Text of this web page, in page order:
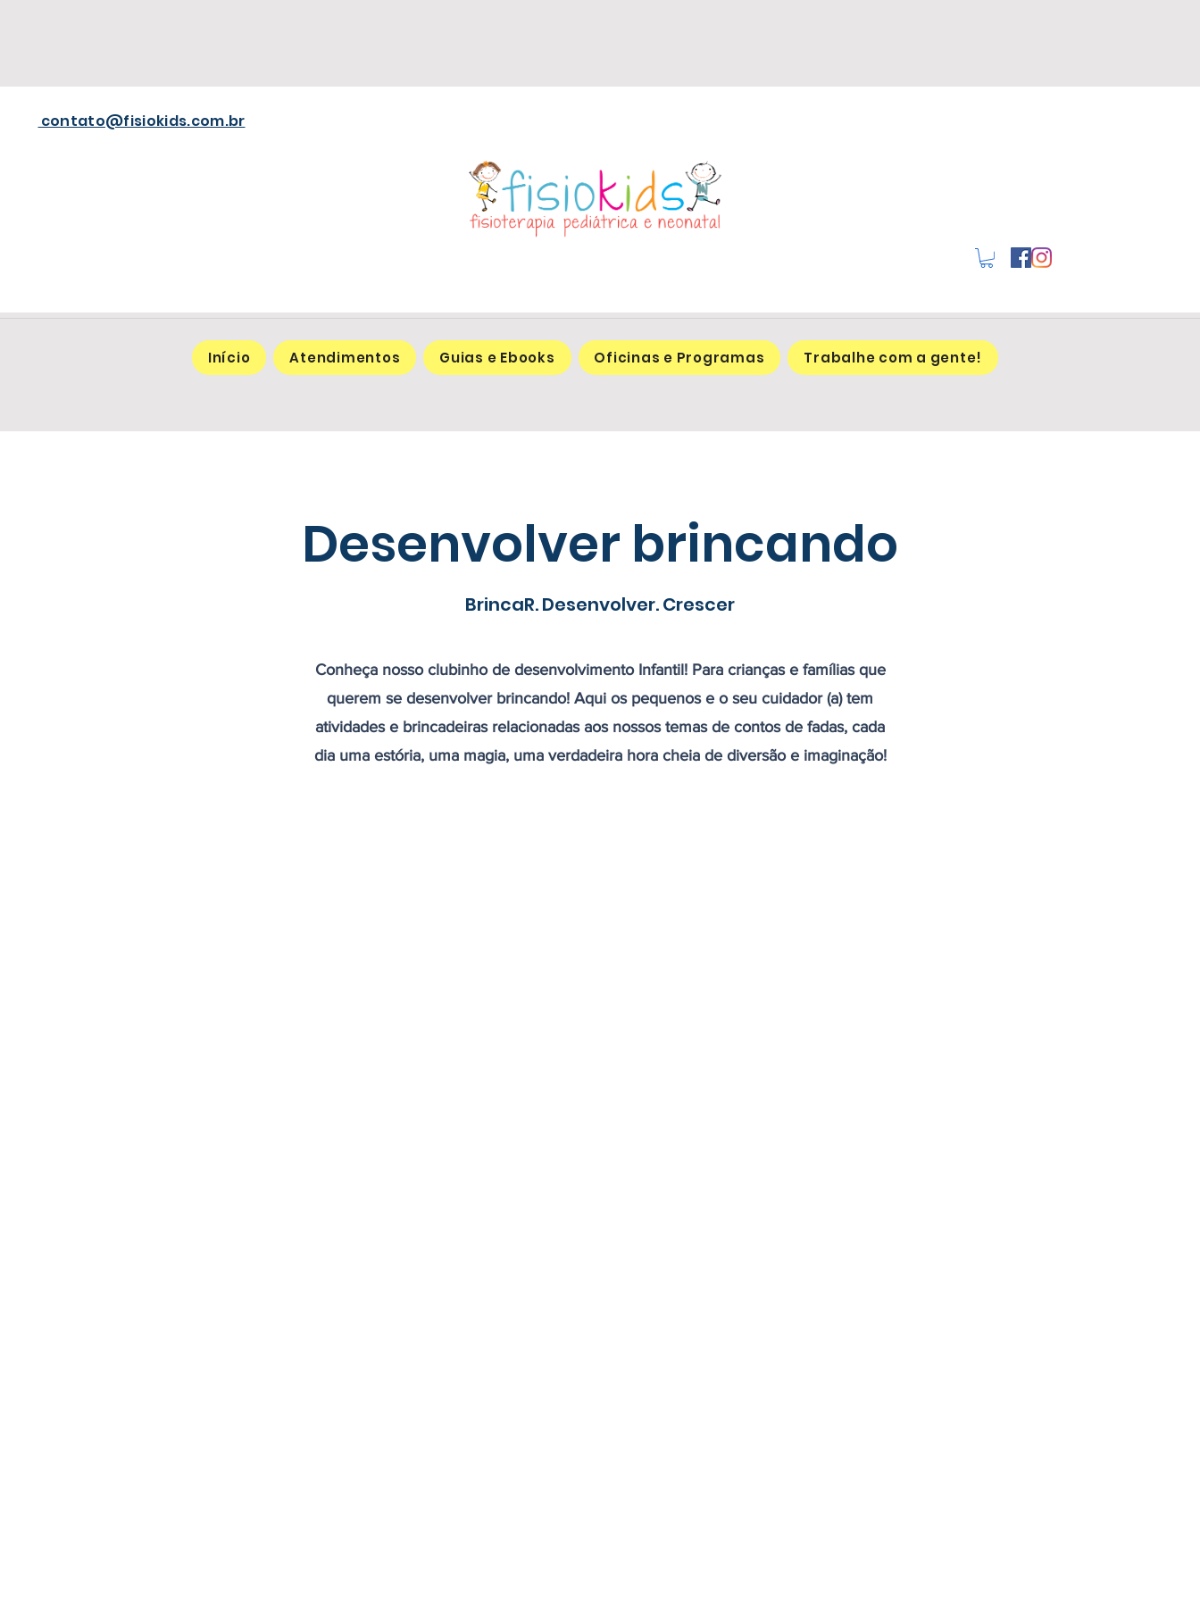
contato@fisiokids.com.br
Início Atendimentos Guias e Ebooks Oficinas e Programas Trabalhe com a gente!
Desenvolver brincando
BrincaR. Desenvolver. Crescer
Conheça nosso clubinho de desenvolvimento Infantil! Para crianças e famílias que
querem se desenvolver brincando! Aqui os pequenos e o seu cuidador (a) tem
atividades e brincadeiras relacionadas aos nossos temas de contos de fadas, cada
dia uma estória, uma magia, uma verdadeira hora cheia de diversão e imaginação!